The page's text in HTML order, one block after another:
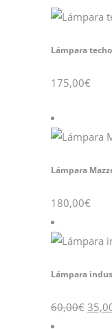
Lámpara
175,00€
Lámpara
180,00€
Lámpara
60,00€